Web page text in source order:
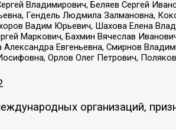
Владимирович, Беляев Сергей
Гендель Людмила Залмановна,
Вадим Юрьевич, Шахова Елена
Маркович, Бахмин Вячеслав
Евгеньевна, Смирнов
Орлов Олег Петрович,
организаций,